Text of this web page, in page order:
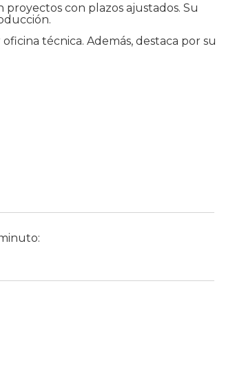
con plazos ajustados. Su
técnica. Además, destaca por su